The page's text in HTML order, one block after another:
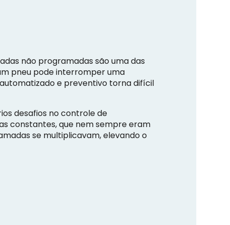
não programadas são uma das
pneu pode interromper uma
e preventivo torna difícil
desafios no controle de
constantes, que nem sempre eram
se multiplicavam, elevando o